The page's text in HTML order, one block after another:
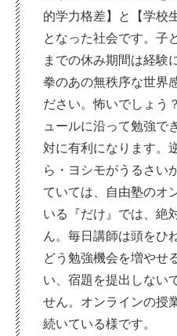
的学力格差】と【学校
となった社会です。子
までの休み期間は経験
拳のあの無秩序な世界
ださい。怖いでしょう
ュールに沿って勉強で
対に有利になります。
ら・ヨシモがうるさい
ていては、自由塾のオ
いる『だけ』では、絶
ん。毎日講師は頭をひ
どう勉強機会を増やせ
い、宿題を提出しない
せん。オンラインの授
続いている様です。